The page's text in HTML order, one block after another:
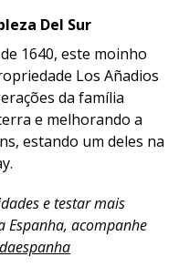
Del Sur
1640, este moinho
Los Añadios
da família
e melhorando a
estando um deles na
e testar mais
Espanha, acompanhe